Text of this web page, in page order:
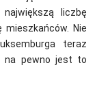
liczbę
Nie
teraz
na pewno jest to